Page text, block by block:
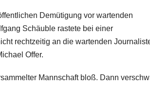
Demütigung vor wartenden
Schäuble rastete bei einer
rechtzeitig an die wartenden
Offer.
Mannschaft bloß. Dann